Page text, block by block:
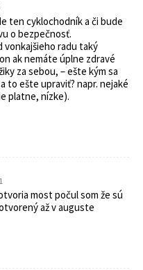
ten cyklochodník a či bude
o bezpečnosť.
vonkajšieho radu taký
ak nemáte úplne zdravé
za sebou, – ešte kým sa
to ešte upraviť? napr. nejaké
platne, nízke).
most počul som že sú
až v auguste